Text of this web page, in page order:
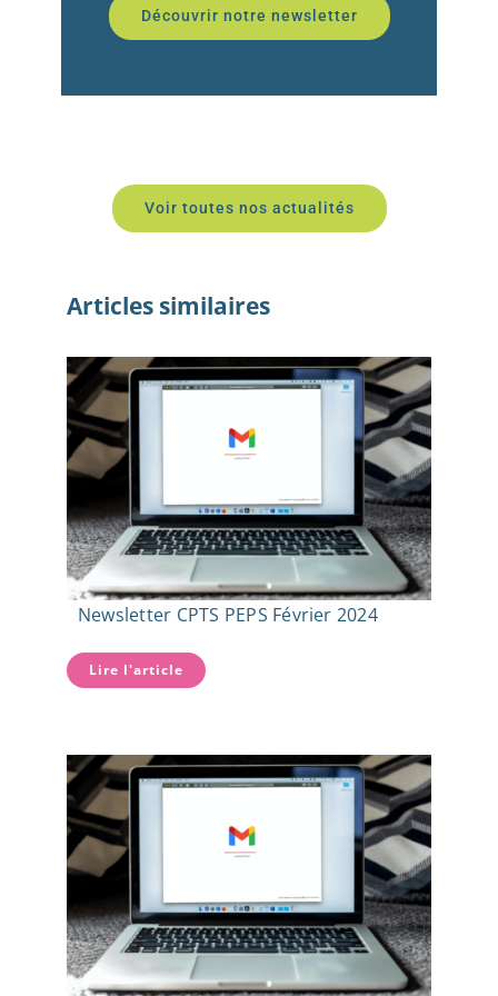
Découvrir notre newsletter
Voir toutes nos actualités
Articles similaires
Newsletter CPTS PEPS Février 2024
Lire l'article